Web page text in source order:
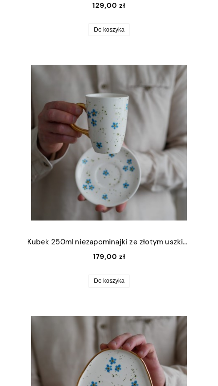
129,00 zł
Do koszyka
Kubek 250ml niezapominajki ze złotym uszkiem + talerzyk 12,5cm
179,00 zł
Do koszyka